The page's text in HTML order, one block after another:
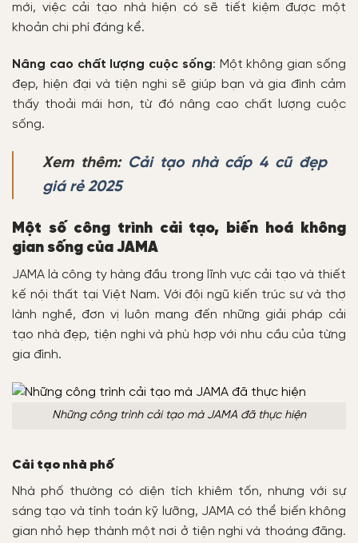
mới, việc cải tạo nhà hiện có sẽ tiết kiệm được một
khoản chi phí đáng kể.
Nâng cao chất lượng cuộc sống: Một không gian sống
đẹp, hiện đại và tiện nghi sẽ giúp bạn và gia đình cảm
thấy thoải mái hơn, từ đó nâng cao chất lượng cuộc
sống.
Xem thêm: Cải tạo nhà cấp 4 cũ đẹp
giá rẻ 2025
Một số công trình cải tạo, biến hoá không
gian sống của JAMA
JAMA là công ty hàng đầu trong lĩnh vực cải tạo và thiết
kế nội thất tại Việt Nam. Với đội ngũ kiến trúc sư và thợ
lành nghề, đơn vị luôn mang đến những giải pháp cải
tạo nhà đẹp, tiện nghi và phù hợp với nhu cầu của từng
gia đình.
Những công trình cải tạo mà JAMA đã thực hiện
Cải tạo nhà phố
Nhà phố thường có diện tích khiêm tốn, nhưng với sự
sáng tạo và tính toán kỹ lưỡng, JAMA có thể biến không
gian nhỏ hẹp thành một nơi ở tiện nghi và thoáng đãng.